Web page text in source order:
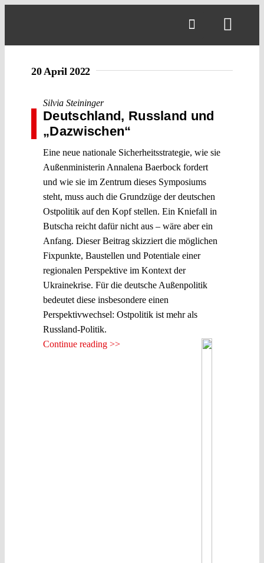
20 April 2022
Silvia Steininger
Deutschland, Russland und
„Dazwischen“
Eine neue nationale Sicherheitsstrategie, wie sie
Außenministerin Annalena Baerbock fordert
und wie sie im Zentrum dieses Symposiums
steht, muss auch die Grundzüge der deutschen
Ostpolitik auf den Kopf stellen. Ein Kniefall in
Butscha reicht dafür nicht aus – wäre aber ein
Anfang. Dieser Beitrag skizziert die möglichen
Fixpunkte, Baustellen und Potentiale einer
regionalen Perspektive im Kontext der
Ukrainekrise. Für die deutsche Außenpolitik
bedeutet diese insbesondere einen
Perspektivwechsel: Ostpolitik ist mehr als
Russland-Politik.
Continue reading >>